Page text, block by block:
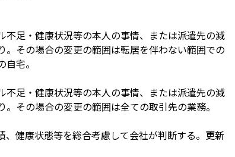
不足・健康状況等の本人の事情、または派遣先の減
。その場合の変更の範囲は転居を伴わない範囲での
宅。
不足・健康状況等の本人の事情、または派遣先の減
その場合の変更の範囲は全ての取引先の業務。
、健康状態等を総合考慮して会社が判断する。更新